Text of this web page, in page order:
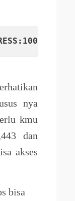
nya
kmu
dan
akses
bisa